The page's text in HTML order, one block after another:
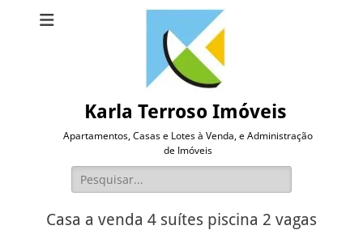
Karla Terroso Imóveis
Apartamentos, Casas e Lotes à Venda, e Administração
de Imóveis
Pesquisar
por:
Casa a venda 4 suítes piscina 2 vagas